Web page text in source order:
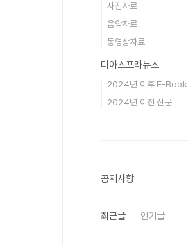
사진자료
음악자료
동영상자료
디아스포라뉴스
2024년 이후 E-Book
2024년 이전 신문
공지사항
최근글 인기글